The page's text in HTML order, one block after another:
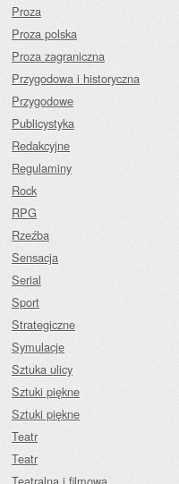
Proza
Proza polska
Proza zagraniczna
Przygodowa i historyczna
Przygodowe
Publicystyka
Redakcyjne
Regulaminy
Rock
RPG
Rzeźba
Sensacja
Serial
Sport
Strategiczne
Symulacje
Sztuka ulicy
Sztuki piękne
Sztuki piękne
Teatr
Teatr